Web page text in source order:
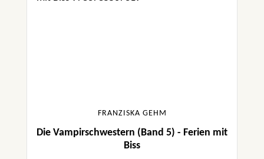
FRANZISKA GEHM
Die Vampirschwestern (Band 5) - Ferien mit
Biss